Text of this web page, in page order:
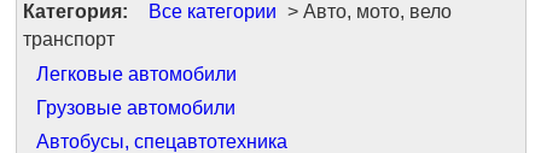
Категория: Все категории > Авто, мото, вело
транспорт
Легковые автомобили
Грузовые автомобили
Автобусы, спецавтотехника